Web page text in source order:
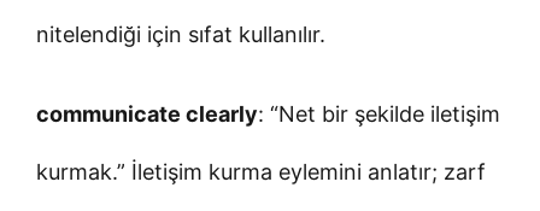
nitelendiği için sıfat kullanılır.
communicate clearly: “Net bir şekilde iletişim
kurmak.” İletişim kurma eylemini anlatır; zarf